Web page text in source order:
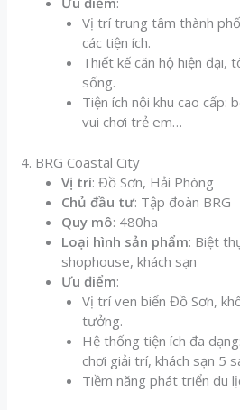
Vị trí trung tâm thành
các tiện ích.
Thiết kế căn hộ hiện đại,
sống.
Tiện ích nội khu cao cấp:
vui chơi trẻ em…
4. BRG Coastal City
Vị trí: Đồ Sơn, Hải Phòng
Chủ đầu tư: Tập đoàn BRG
Quy mô: 480ha
Loại hình sản phẩm: Biệt
shophouse, khách sạn
Ưu điểm:
Vị trí ven biển Đồ Sơn,
tưởng.
Hệ thống tiện ích đa
chơi giải trí, khách sạn 5
Tiềm năng phát triển du